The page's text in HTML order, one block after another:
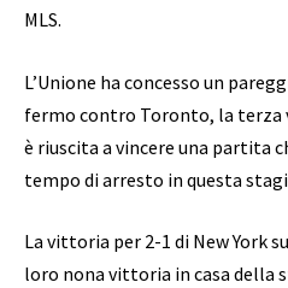
MLS.
L’Unione ha concesso un
fermo contro Toronto, la terza
è riuscita a vincere una partita
tempo di arresto in questa
La vittoria per 2-1 di New York
loro nona vittoria in casa della